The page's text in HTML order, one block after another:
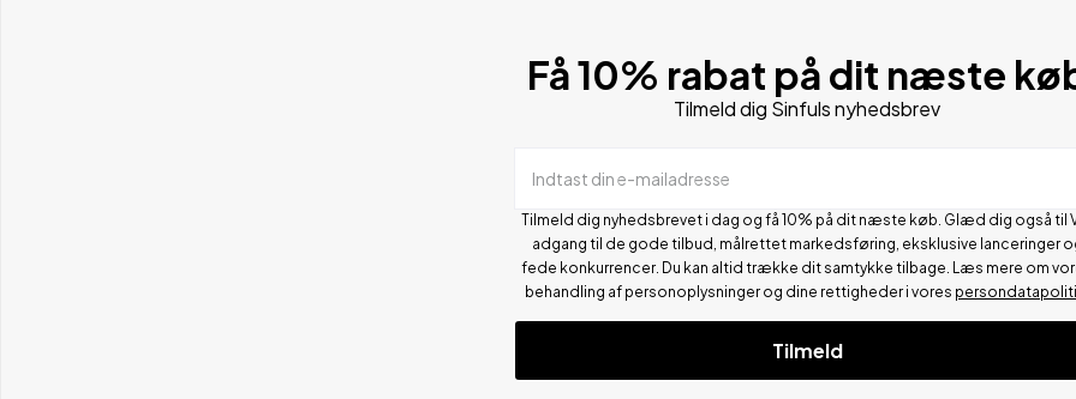
Få 10% rabat på dit næste
Tilmeld dig Sinfuls nyhedsbrev
Indtast din e-mailadresse
Tilmeld dig nyhedsbrevet i dag og få 10% på dit næste køb. Glæd dig også til
adgang til de gode tilbud, målrettet markedsføring, eksklusive lanceringer
fede konkurrencer. Du kan altid trække dit samtykke tilbage. Læs mere om
behandling af personoplysninger og dine rettigheder i vores
Tilmeld